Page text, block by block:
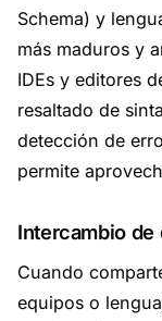
Schema) y
más maduros y
IDEs y editores
resaltado de
detección de
permite
Intercambio de
Cuando
equipos o